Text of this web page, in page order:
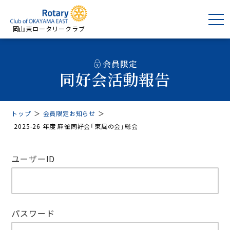
岡山東ロータリークラブ
会員限定
同好会活動報告
トップ ＞ 会員限定お知らせ ＞
2025-26 年度 麻雀同好会「東風の会」総会
ユーザーID
パスワード